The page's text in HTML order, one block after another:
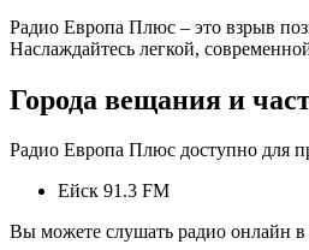
Радио Европа Плюс – это взрыв
Наслаждайтесь легкой,
Города вещания и
Радио Европа Плюс доступно для
Ейск 91.3 FM
Вы можете слушать радио онлайн в